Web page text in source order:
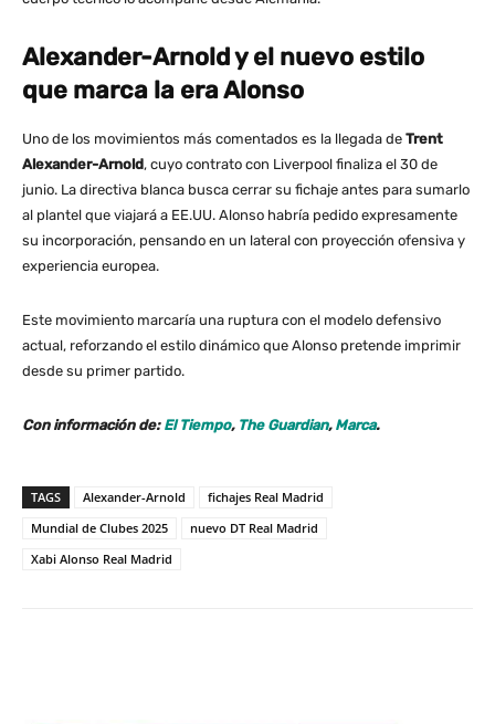
Alexander-Arnold y el nuevo estilo
que marca la era Alonso
Uno de los movimientos más comentados es la llegada de Trent
Alexander-Arnold, cuyo contrato con Liverpool finaliza el 30 de
junio. La directiva blanca busca cerrar su fichaje antes para sumarlo
al plantel que viajará a EE.UU. Alonso habría pedido expresamente
su incorporación, pensando en un lateral con proyección ofensiva y
experiencia europea.
Este movimiento marcaría una ruptura con el modelo defensivo
actual, reforzando el estilo dinámico que Alonso pretende imprimir
desde su primer partido.
Con información de: El Tiempo, The Guardian, Marca.
TAGS Alexander-Arnold
fichajes Real Madrid
Mundial de Clubes 2025
nuevo DT Real Madrid
Xabi Alonso Real Madrid